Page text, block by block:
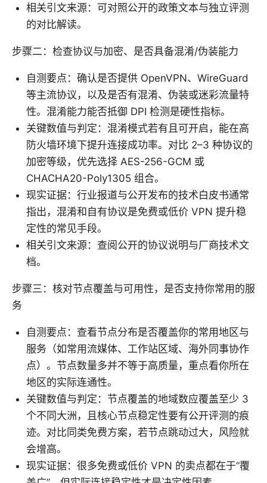
相关引文来源：可对照公开的政策文本与独立评测
的对比解读。
步骤二：检查协议与加密、是否具备混淆/伪装能力
自测要点：确认是否提供 OpenVPN、WireGuard
等主流协议，以及是否有混淆、伪装或迷彩流量特
性。混淆能力能否抵御 DPI 检测是硬性指标。
关键数值与判定：混淆模式若有且可开启，能在高
防火墙环境下提升连接成功率。对比 2–3 种协议的
加密等级，优先选择 AES-256-GCM 或
CHACHA20-Poly1305 组合。
现实证据：行业报道与公开发布的技术白皮书通常
指出，混淆和自有协议是免费或低价 VPN 提升稳
定性的常见手段。
相关引文来源：查阅公开的协议说明与厂商技术文
档。
步骤三：核对节点覆盖与可用性，是否支持你常用的服
务
自测要点：查看节点分布是否覆盖你的常用地区与
服务（如常用流媒体、工作站区域、海外同事协作
点）。节点数量多并不等于高质量，重点看你所在
地区的实际连通性。
关键数值与判定：节点覆盖的地域数应覆盖至少 3
个不同大洲，且核心节点稳定性要有公开评测的痕
迹。对比同类免费方案，若节点跳动过大，风险就
会增高。
现实证据：很多免费或低价 VPN 的卖点都在于“覆